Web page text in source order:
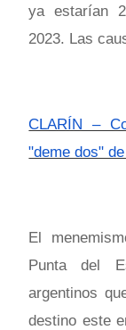
ya estarían
2023. Las
CLARÍN –
"deme dos"
El
Punta del
argentinos
destino este